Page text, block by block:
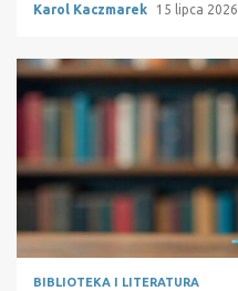
Karol Kaczmarek 15 lipca 2026
BIBLIOTEKA I LITERATURA